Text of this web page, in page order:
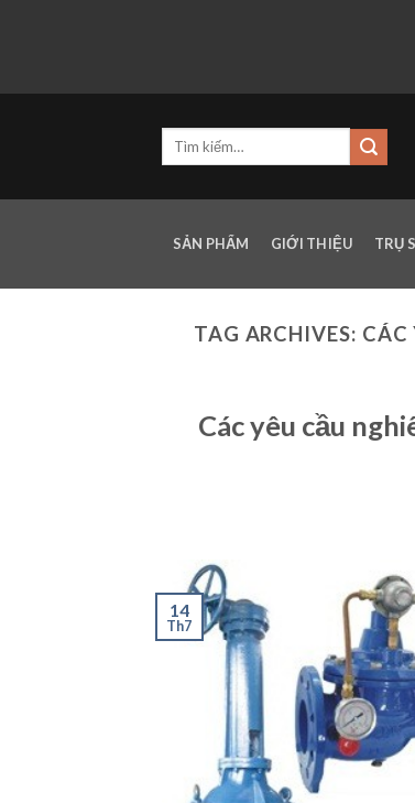
SẢN PHẨM GIỚI THIỆU TRỤ
TAG ARCHIVES: CÁC
Các yêu cầu
14
Th7